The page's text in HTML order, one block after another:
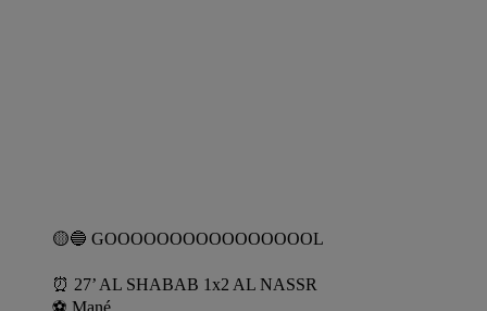
🟡🔵 GOOOOOOOOOOOOOOOOL
⏰️ 27’ AL SHABAB 1x2 AL NASSR
⚽️ Mané